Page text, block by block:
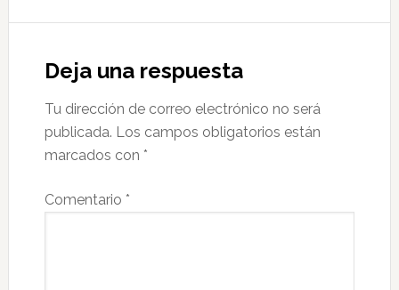
Deja una respuesta
Tu dirección de correo electrónico no será
publicada. Los campos obligatorios están
marcados con *
Comentario *